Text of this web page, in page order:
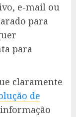
e-mail ou
para
para
claramente
de